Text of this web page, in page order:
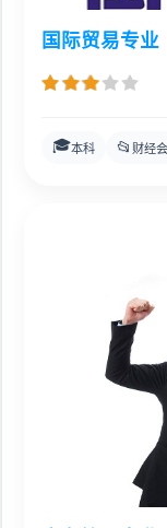
国际贸易专业
🎓本科 📂 财经